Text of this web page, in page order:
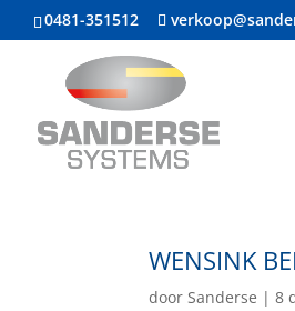
0481-351512
WENSINK
doorSanderse |8